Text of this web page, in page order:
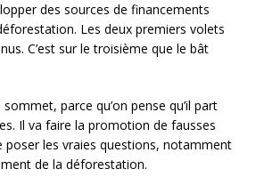
des sources de financements
Les deux premiers volets
C’est sur le troisième que le bât
parce qu’on pense qu’il part
Il va faire la promotion de fausses
poser les vraies questions, notamment
de la déforestation.